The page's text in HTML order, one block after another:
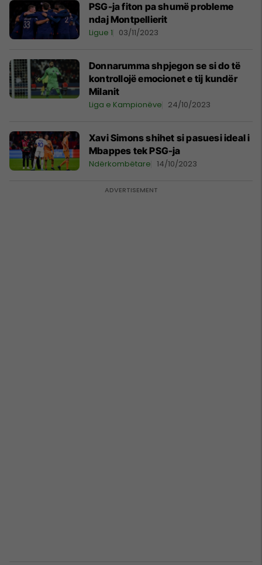
PSG-ja fiton pa shumë probleme
ndaj Montpellierit
Ligue 1 03/11/2023
Donnarumma shpjegon se si do të
kontrollojë emocionet e tij kundër
Milanit
Liga e Kampionëve 24/10/2023
Xavi Simons shihet si pasuesi ideal i
Mbappes tek PSG-ja
Ndërkombëtare 14/10/2023